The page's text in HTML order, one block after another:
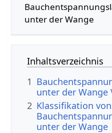
unter der Wange
Inhaltsverzeichnis
1
unter der Wange
2 Klassifikation von
unter der Wange